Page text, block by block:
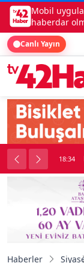
Mobil
haberdar
Canlı Yayın
kavga çıktı 18:34
Haberler